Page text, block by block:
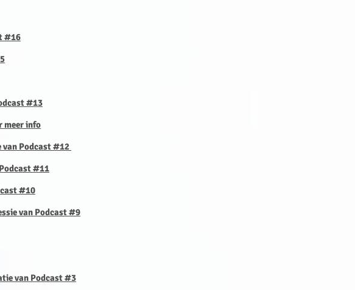
#16
#13
meer info
van Podcast #12
#11
#10
van Podcast #9
van Podcast #3